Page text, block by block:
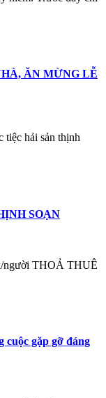
ĂN MỪNG LỄ
tiệc hải sản thịnh
SOẠN
người THOẢ THUÊ
cuộc gặp gỡ đáng